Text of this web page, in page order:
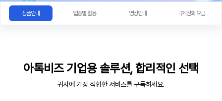
상품안내 업종별 활용 영상안내 국제전화 요금
아톡비즈 기업용 솔루션, 합리적인 선택
귀사에 가장 적합한 서비스를 구독하세요.